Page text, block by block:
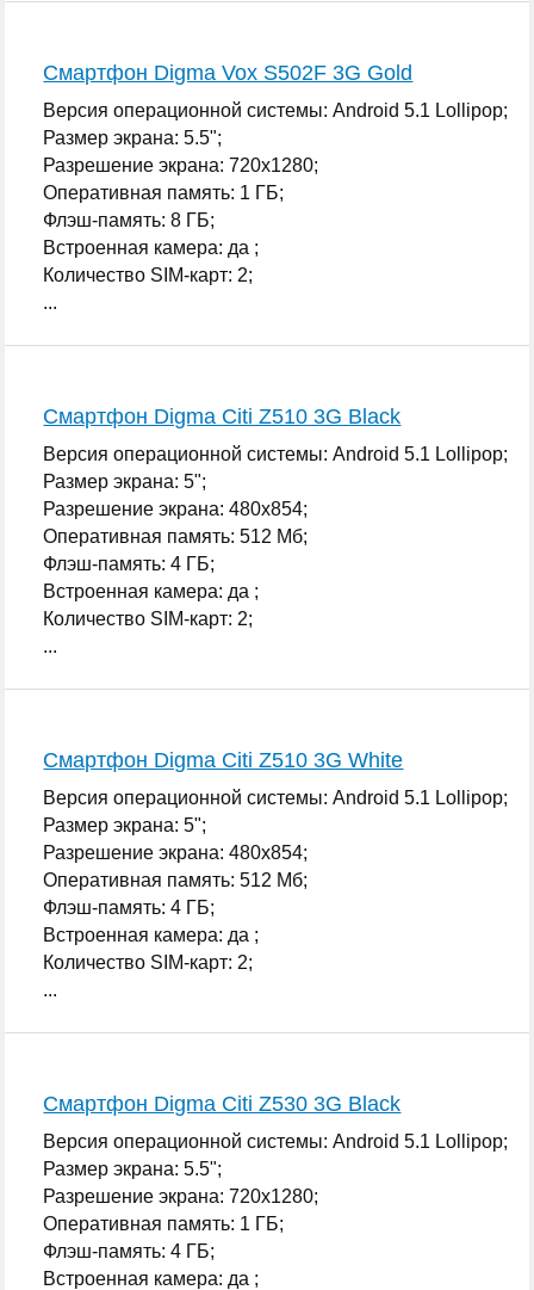
Смартфон Digma Vox S502F 3G Gold
Версия операционной системы: Android 5.1 Lollipop;
Размер экрана: 5.5";
Разрешение экрана: 720x1280;
Оперативная память: 1 ГБ;
Флэш-память: 8 ГБ;
Встроенная камера: да ;
Количество SIM-карт: 2;
...
Смартфон Digma Citi Z510 3G Black
Версия операционной системы: Android 5.1 Lollipop;
Размер экрана: 5";
Разрешение экрана: 480x854;
Оперативная память: 512 Мб;
Флэш-память: 4 ГБ;
Встроенная камера: да ;
Количество SIM-карт: 2;
...
Смартфон Digma Citi Z510 3G White
Версия операционной системы: Android 5.1 Lollipop;
Размер экрана: 5";
Разрешение экрана: 480x854;
Оперативная память: 512 Мб;
Флэш-память: 4 ГБ;
Встроенная камера: да ;
Количество SIM-карт: 2;
...
Смартфон Digma Citi Z530 3G Black
Версия операционной системы: Android 5.1 Lollipop;
Размер экрана: 5.5";
Разрешение экрана: 720x1280;
Оперативная память: 1 ГБ;
Флэш-память: 4 ГБ;
Встроенная камера: да ;